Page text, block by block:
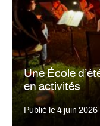
Une École
en activités
Publié le 4 juin 2026